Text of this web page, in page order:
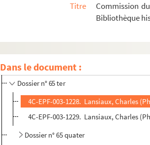
Titre
Commission
Bibliothèque
Dans le document :
Dossier n° 65
Dossier n° 65 bis
Dossier n° 65 ter
4C-EPF-003-1228. Lansiaux, Charles
4C-EPF-003-1229. Lansiaux, Charles
Dossier n° 65 quater